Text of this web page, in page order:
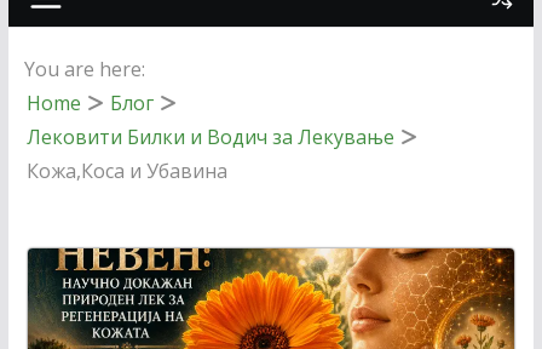
You are here:
Home
Блог
Лековити Билки и Водич за Лекување
Кожа,Коса и Убавина